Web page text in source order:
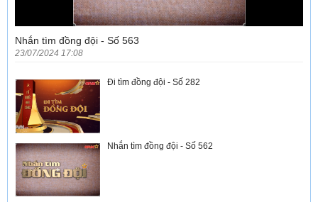
Nhắn tìm đồng đội - Số 563
23/07/2024 17:08
Đi tìm đồng đội - Số 282
Nhắn tìm đồng đội - Số 562